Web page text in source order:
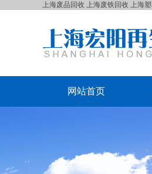
上海废品回收 上海废铁回收 上海
网站首页